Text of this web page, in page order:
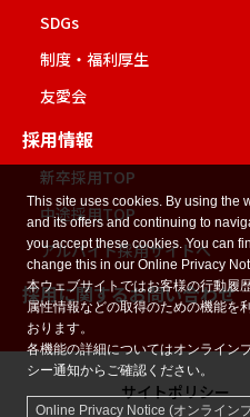
This site uses cookies. By using the
and its offers and continuing to
you accept these cookies. You can
change this in our Online Privacy
本ウェブサイトではお客様の行動履歴
属性情報などの取得のための機能を
おります。
各機能の詳細についてはオンライン
シー通知からご確認ください。
Online Privacy Notice (オンライン
SDGs
制度・福利厚生
友愛会
採用情報
新卒採用TOP
中途採用TOP
アルバイト採用サイトへ
採用に関するお問い合わせ
サイトポリシー